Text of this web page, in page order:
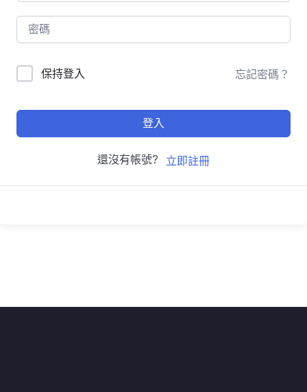
保持登入 忘記密碼？
登入
還沒有帳號? 立即註冊